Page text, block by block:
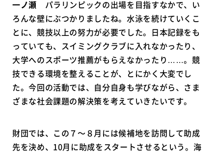
一ノ瀬 パラリンピックの出場を目指すなかで、い
ろんな壁にぶつかりましたね。水泳を続けていくこ
とに、競技以上の努力が必要でした。日本記録をも
っていても、スイミングクラブに入れなかったり、
大学へのスポーツ推薦がもらえなかったり……。競
技できる環境を整えることが、とにかく大変でし
た。今回の活動では、自分自身も学びながら、さま
ざまな社会課題の解決策を考えていきたいです。
財団では、この７～８月には候補地を訪問して助成
先を決め、10月に助成をスタートさせるという。海